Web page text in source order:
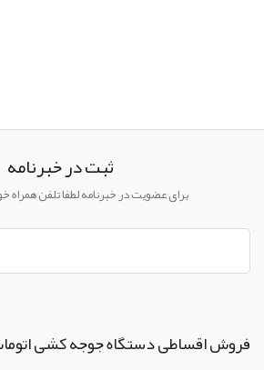
ثبت در خبرنامه
برای عضویت در خبرنامه لطفا تلفن همراه
فروش اقساطی دستگاه جوجه کشی